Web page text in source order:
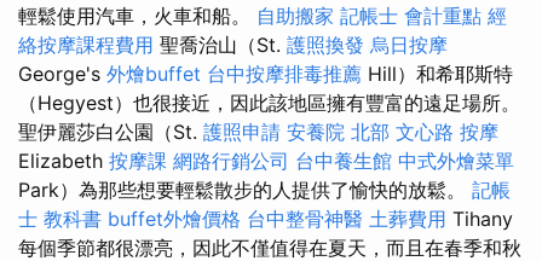
輕鬆使用汽車，火車和船。 自助搬家 記帳士 會計重點 經
絡按摩課程費用 聖喬治山（St. 護照換發 烏日按摩
George's 外燴buffet 台中按摩排毒推薦 Hill）和希耶斯特
（Hegyest）也很接近，因此該地區擁有豐富的遠足場所。
聖伊麗莎白公園（St. 護照申請 安養院 北部 文心路 按摩
Elizabeth 按摩課 網路行銷公司 台中養生館 中式外燴菜單
Park）為那些想要輕鬆散步的人提供了愉快的放鬆。 記帳
士 教科書 buffet外燴價格 台中整骨神醫 土葬費用 Tihany
每個季節都很漂亮，因此不僅值得在夏天，而且在春季和秋